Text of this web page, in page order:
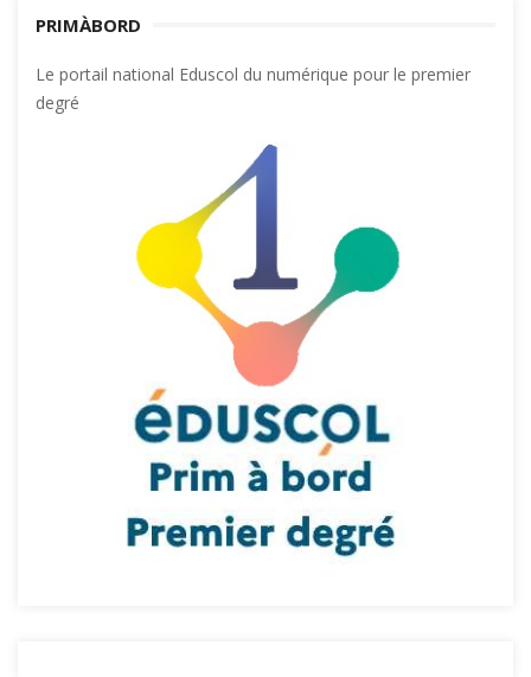
PRIMÀBORD
Le portail national Eduscol du numérique pour le premier
degré